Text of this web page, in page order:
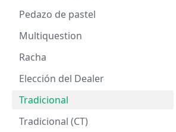
Pedazo de pastel
Multiquestion
Racha
Elección del Dealer
Tradicional
Tradicional (CT)